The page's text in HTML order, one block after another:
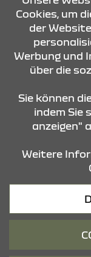
Cookies, um
der
Werbung und
über die
Sie können
indem Sie
anzeigen"
Weitere